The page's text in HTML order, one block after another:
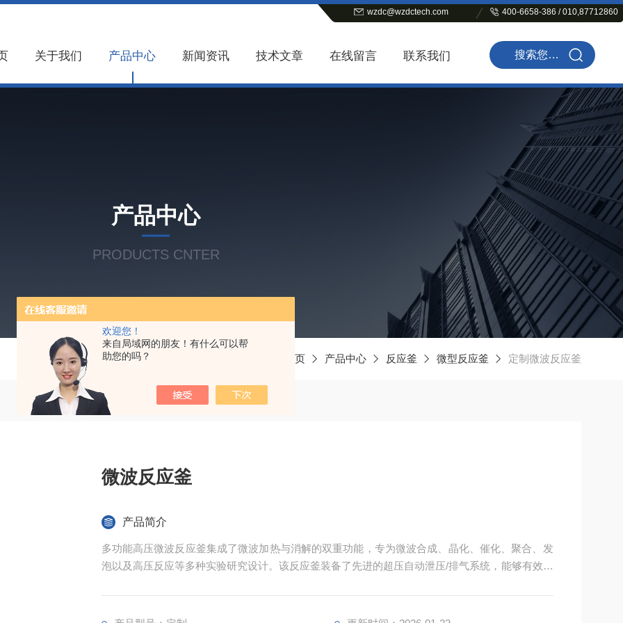
欢迎您！
来自局域网的朋友！有什么可以帮
助您的吗？
wzdc@wzdctech.com 400-6658-386 / 010,87712860
关于我们 产品中心 新闻资讯 技术文章 在线留言 联系我们
产品中心
PRODUCTS CNTER
首页 产品中心 反应釜 微型反应釜 定制微波反应釜
微波反应釜
产品简介
多功能高压微波反应釜集成了微波加热与消解的双重功能，专为微波合成、晶化、催化、聚合、发
泡以及高压反应等多种实验研究设计。该反应釜装备了先进的超压自动泄压/排气系统，能够有效保
控制系统及气体调节模块，用户能够预设特定时间点执行